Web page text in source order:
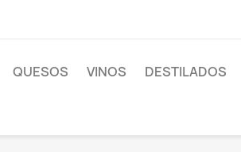
QUESOS VINOS DESTILADOS